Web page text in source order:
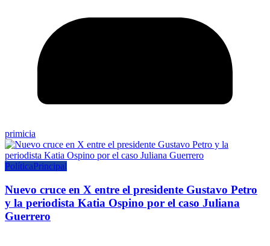
primicia
PolíticaPrincipal
Nuevo cruce en X entre el presidente Gustavo Petro
y la periodista Katia Ospino por el caso Juliana
Guerrero